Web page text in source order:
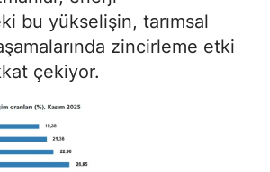
bu yükselişin, tarımsal
zincirleme etki
çekiyor.